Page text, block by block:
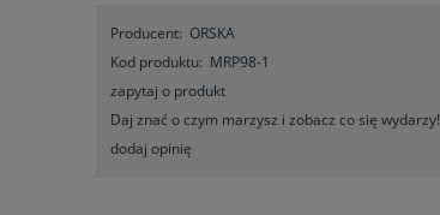
Producent: ORSKA
Kod produktu: MRP98-1
zapytaj o produkt
Daj znać o czym marzysz i zobacz co się wydarzy!
dodaj opinię